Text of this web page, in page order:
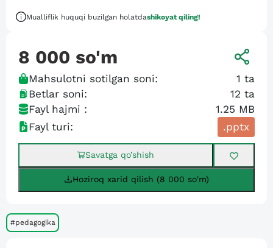
Mualliflik huquqi buzilgan holatdashikoyat qiling!
8 000 so'm
Mahsulotni sotilgan soni: 1 ta
Betlar soni:
12 ta
Fayl hajmi :
1.25 MB
Fayl turi:
.pptx
Savatga qo’shish
Hoziroq xarid qilish (8 000 so'm)
#pedagogika